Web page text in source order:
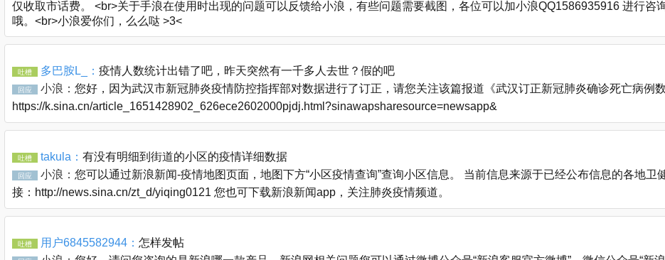
仅收取市话费。 <br>关于手浪在使用时出现的问题可以反馈给小浪，有些问题需要截图，各位可以加小浪QQ1586935916 进行
哦。<br>小浪爱你们，么么哒 >3<
吐槽 多巴胺L_： 疫情人数统计出错了吧，昨天突然有一千多人去世？假的吧
回应 小浪： 您好，因为武汉市新冠肺炎疫情防控指挥部对数据进行了订正，请您关注该篇报道《武汉订正新冠肺炎确诊死亡病例数
https://k.sina.cn/article_1651428902_626ece2602000pjdj.html?sinawapsharesource=newsapp&
吐槽 takula： 有没有明细到街道的小区的疫情详细数据
回应 小浪： 您可以通过新浪新闻-疫情地图页面，地图下方“小区疫情查询”查询小区信息。 当前信息来源于已经公布信息的各地
接：http://news.sina.cn/zt_d/yiqing0121 您也可下载新浪新闻app，关注肺炎疫情频道。
吐槽 用户6845582944： 怎样发帖